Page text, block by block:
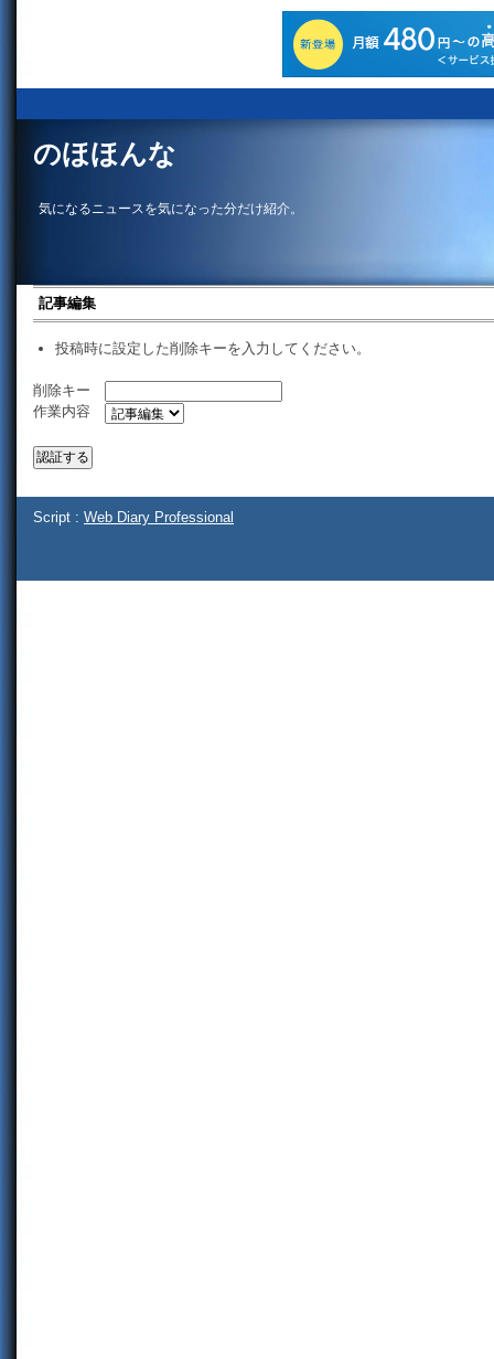
のほほんな
気になるニュースを気になった分だけ紹介。
記事編集
投稿時に設定した削除キーを入力してください。
削除キー
作業内容
Script : Web Diary Professional